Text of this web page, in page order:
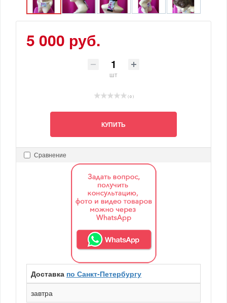
5 000 руб.
шт
( 0 )
КУПИТЬ
Сравнение
Доставка по Санкт-Петербургу
завтра